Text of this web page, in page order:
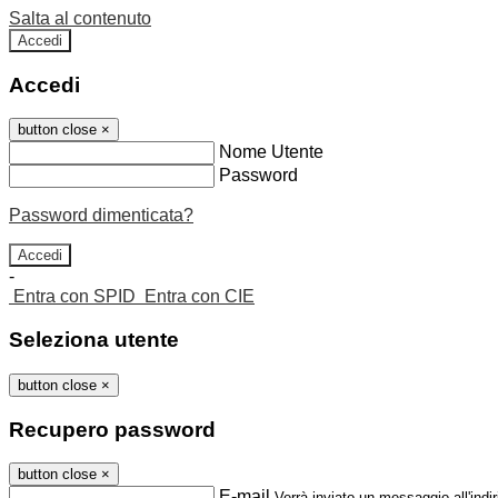
Salta al contenuto
Accedi
Accedi
button close ×
Nome Utente
Password
Password dimenticata?
-
Entra con SPID
Entra con CIE
Seleziona utente
button close ×
Recupero password
button close ×